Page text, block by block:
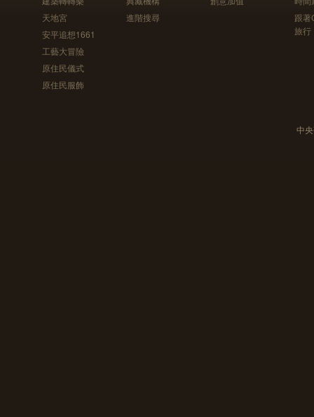
天地宮
安平追想1661
工藝大冒險
原住民儀式
原住民服飾
進階搜尋
跟
旅行
中